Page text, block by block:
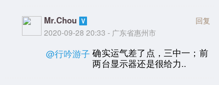
Mr.Chou
2020-09-28 20:33 - 广东省惠州市
回复
@行吟游子 确实运气差了点，三中一；前
两台显示器还是很给力..